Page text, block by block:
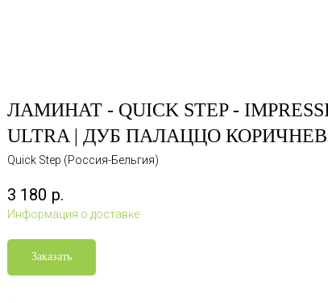
ЛАМИНАТ - QUICK STEP -
ULTRA | ДУБ ПАЛАЦЦО
Quick Step (Россия-Бельгия)
3 180 р.
Информация о доставке
Заказать